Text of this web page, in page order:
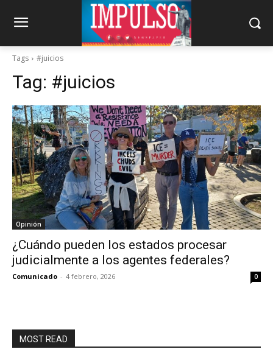
Tags #juicios
Tag: #juicios
Opinión
¿Cuándo pueden los estados procesar
judicialmente a los agentes federales?
Comunicado - 4 febrero, 2026 0
MOST READ